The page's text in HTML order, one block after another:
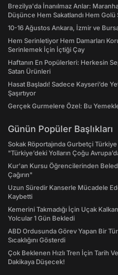
Brezilya'da İnanılmaz Anlar:
Düşünce Hem Sakatlandı Hem Golü
10-16 Ağustos Ankara, İzmir ve
Hem Serinletiyor Hem Damarları
Serinlemek İçin İçtiği Çay
Haftanın En Popülerleri: Herkesin
Satan Ürünleri
Hasat Başladı! Sadece Kayseri’de
Şaşırtıyor
Gerçek Gurmelere Özel: Bu
Günün Popüler Başlıkları
Sokak Röportajında Gurbetçi Türkiye
"Türkiye’deki Yolların Çoğu
Kur'an Kursu Öğrencilerinden
Çağırın"
Uzun Süredir Kanserle Mücadele
Kaybetti
Kemerini Takmadığı İçin Uçak
Yolcular 1 Gün Bekledi
ABD Ordusunda Görev Yapan Bir
Sıcaklığını Gösterdi
Çok Beklenen Hızlı Tren İçin Tarih
Dakikaya Düşecek!